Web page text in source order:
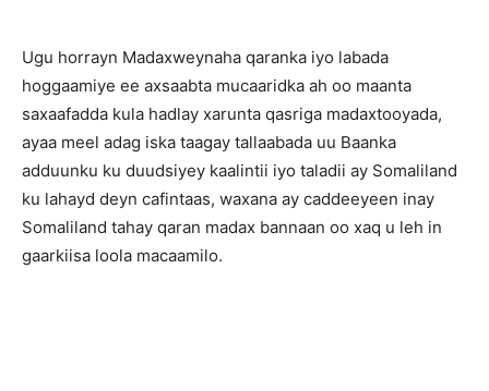
Ugu horrayn Madaxweynaha qaranka iyo labada
hoggaamiye ee axsaabta mucaaridka ah oo maanta
saxaafadda kula hadlay xarunta qasriga madaxtooyada,
ayaa meel adag iska taagay tallaabada uu Baanka
adduunku ku duudsiyey kaalintii iyo taladii ay Somaliland
ku lahayd deyn cafintaas, waxana ay caddeeyeen inay
Somaliland tahay qaran madax bannaan oo xaq u leh in
gaarkiisa loola macaamilo.